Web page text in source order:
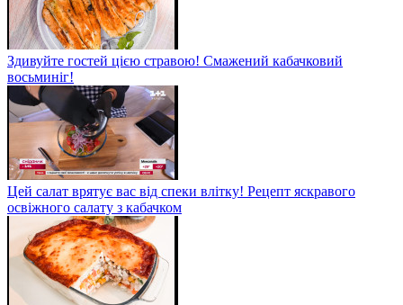
Здивуйте гостей цією стравою! Смажений кабачковий
восьминіг!
Цей салат врятує вас від спеки влітку! Рецепт яскравого
освіжного салату з кабачком